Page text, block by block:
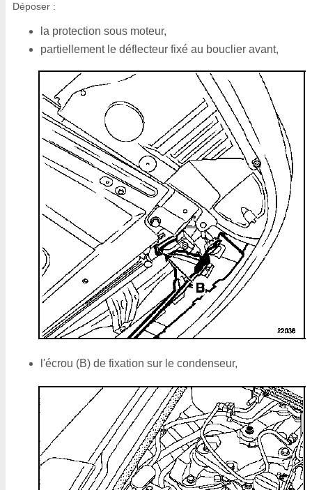
Déposer :
la protection sous moteur,
partiellement le déflecteur fixé au bouclier avant,
l'écrou (B) de fixation sur le condenseur,